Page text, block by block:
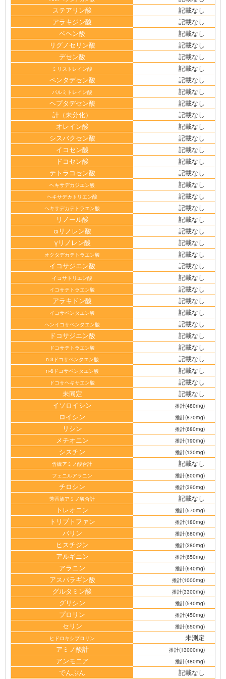
ステアリン酸
記載なし
アラキジン酸
記載なし
ベヘン酸
記載なし
リグノセリン酸
記載なし
デセン酸
記載なし
ミリストレイン酸
記載なし
ペンタデセン酸
記載なし
パルミトレイン酸
記載なし
ヘプタデセン酸
記載なし
計（未分化）
記載なし
オレイン酸
記載なし
シスバクセン酸
記載なし
イコセン酸
記載なし
ドコセン酸
記載なし
テトラコセン酸
記載なし
ヘキサデカジエン酸 記載なし
ヘキサデカトリエン酸 記載なし
ヘキサデカテトラエン酸
記載なし
リノール酸
記載なし
αリノレン酸
記載なし
γリノレン酸
記載なし
オクタデカテトラエン酸
記載なし
イコサジエン酸
記載なし
イコサトリエン酸 記載なし
イコサテトラエン酸
記載なし
アラキドン酸
記載なし
イコサペンタエン酸 記載なし
ヘンイコサペンタエン酸
記載なし
ドコサジエン酸
記載なし
ドコサテトラエン酸 記載なし
n-3ドコサペンタエン酸 記載なし
n-6ドコサペンタエン酸 記載なし
ドコサヘキサエン酸
記載なし
未同定
記載なし
イソロイシン
推計(480mg)
ロイシン 推計(870mg)
リシン 推計(680mg)
メチオニン 推計(190mg)
シスチン
推計(130mg)
含硫アミノ酸合計
記載なし
フェニルアラニン 推計(800mg)
チロシン
推計(390mg)
芳香族アミノ酸合計
記載なし
トレオニン
推計(570mg)
トリプトファン 推計(180mg)
バリン 推計(680mg)
ヒスチジン 推計(280mg)
アルギニン 推計(650mg)
アラニン 推計(640mg)
アスパラギン酸 推計(1000mg)
グルタミン酸 推計(3300mg)
グリシン 推計(540mg)
プロリン 推計(450mg)
セリン
推計(650mg)
ヒドロキシプロリン
未測定
アミノ酸計
推計(13000mg)
アンモニア 推計(480mg)
でんぷん
記載なし